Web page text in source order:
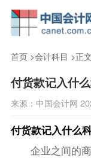
首页>会计科目 >正文
付货款记入什
来源：中国会计网
付货款记入什么
企业之间的